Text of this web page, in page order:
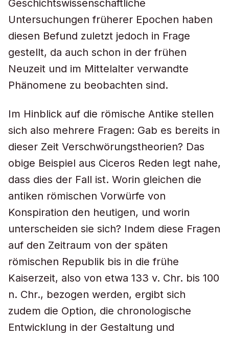
Geschichtswissenschaftliche
Untersuchungen früherer Epochen haben
diesen Befund zuletzt jedoch in Frage
gestellt, da auch schon in der frühen
Neuzeit und im Mittelalter verwandte
Phänomene zu beobachten sind.
Im Hinblick auf die römische Antike stellen
sich also mehrere Fragen: Gab es bereits in
dieser Zeit Verschwörungstheorien? Das
obige Beispiel aus Ciceros Reden legt nahe,
dass dies der Fall ist. Worin gleichen die
antiken römischen Vorwürfe von
Konspiration den heutigen, und worin
unterscheiden sie sich? Indem diese Fragen
auf den Zeitraum von der späten
römischen Republik bis in die frühe
Kaiserzeit, also von etwa 133 v. Chr. bis 100
n. Chr., bezogen werden, ergibt sich
zudem die Option, die chronologische
Entwicklung in der Gestaltung und